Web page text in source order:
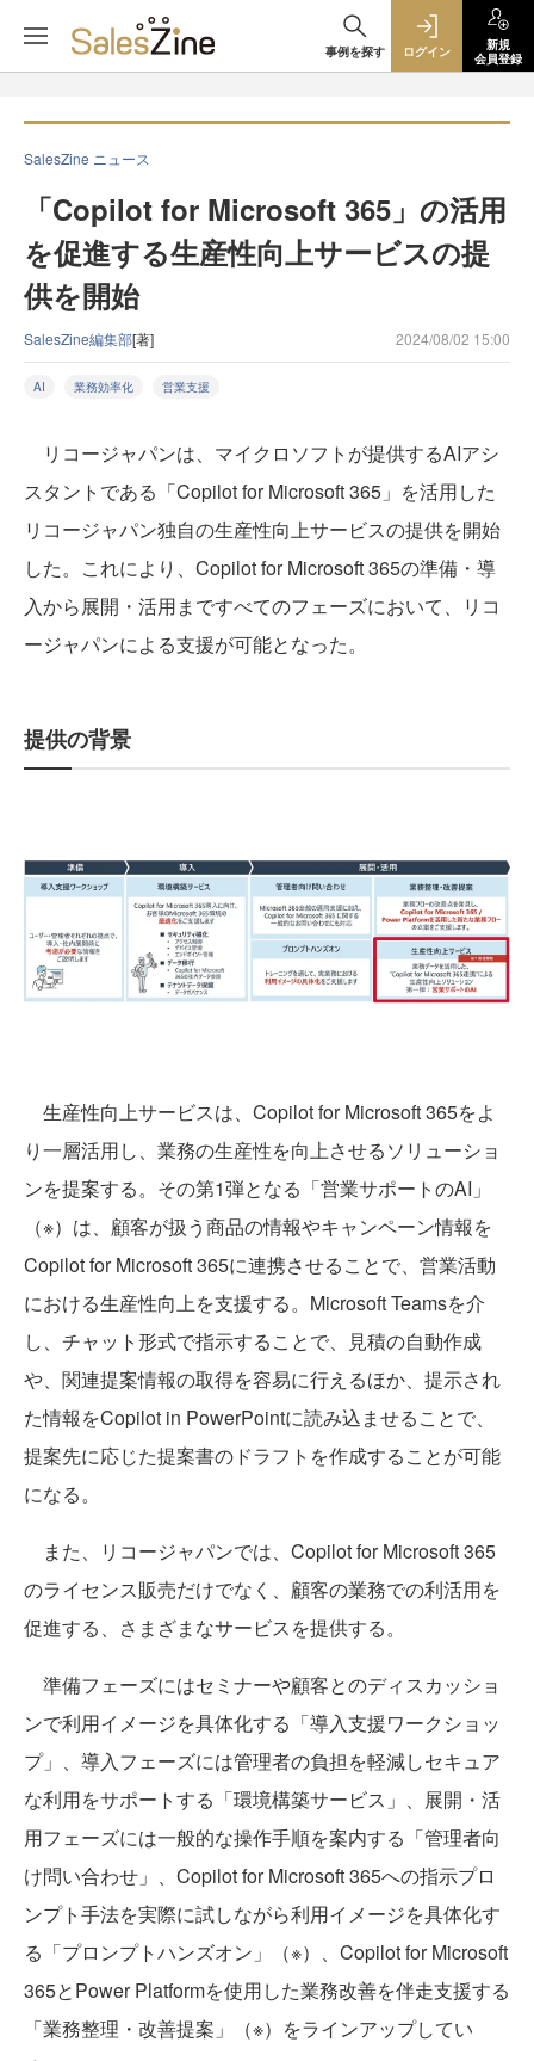
事例を探す ログイン
新規
会員登録
SalesZine ニュース
「Copilot for Microsoft 365」の活用
を促進する生産性向上サービスの提
供を開始
SalesZine編集部[著] 2024/08/02 15:00
AI 業務効率化 営業支援
リコージャパンは、マイクロソフトが提供するAIアシ
スタントである「Copilot for Microsoft 365」を活用した
リコージャパン独自の生産性向上サービスの提供を開始
した。これにより、Copilot for Microsoft 365の準備・導
入から展開・活用まですべてのフェーズにおいて、リコ
ージャパンによる支援が可能となった。
提供の背景
生産性向上サービスは、Copilot for Microsoft 365をよ
り一層活用し、業務の生産性を向上させるソリューショ
ンを提案する。その第1弾となる「営業サポートのAI」
（※）は、顧客が扱う商品の情報やキャンペーン情報を
Copilot for Microsoft 365に連携させることで、営業活動
における生産性向上を支援する。Microsoft Teamsを介
し、チャット形式で指示することで、見積の自動作成
や、関連提案情報の取得を容易に行えるほか、提示され
た情報をCopilot in PowerPointに読み込ませることで、
提案先に応じた提案書のドラフトを作成することが可能
になる。
また、リコージャパンでは、Copilot for Microsoft 365
のライセンス販売だけでなく、顧客の業務での利活用を
促進する、さまざまなサービスを提供する。
準備フェーズにはセミナーや顧客とのディスカッショ
ンで利用イメージを具体化する「導入支援ワークショッ
プ」、導入フェーズには管理者の負担を軽減しセキュア
な利用をサポートする「環境構築サービス」、展開・活
用フェーズには一般的な操作手順を案内する「管理者向
け問い合わせ」、Copilot for Microsoft 365への指示プロ
ンプト手法を実際に試しながら利用イメージを具体化す
る「プロンプトハンズオン」（※）、Copilot for Microsoft
365とPower Platformを使用した業務改善を伴走支援する
「業務整理・改善提案」（※）をラインアップしてい